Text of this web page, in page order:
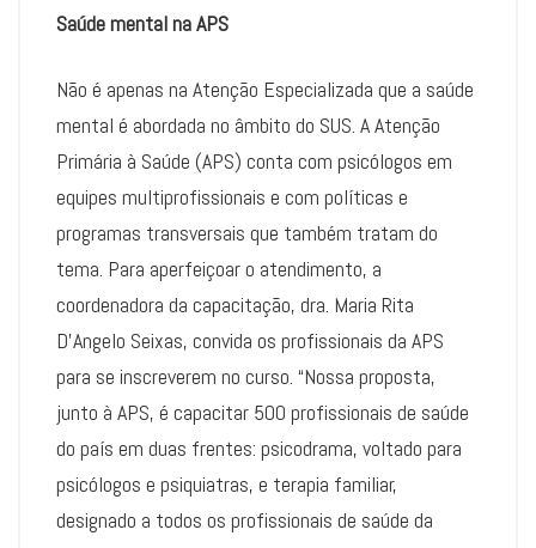
Saúde mental na APS
Não é apenas na Atenção Especializada que a saúde
mental é abordada no âmbito do SUS. A Atenção
Primária à Saúde (APS) conta com psicólogos em
equipes multiprofissionais e com políticas e
programas transversais que também tratam do
tema. Para aperfeiçoar o atendimento, a
coordenadora da capacitação, dra. Maria Rita
D’Angelo Seixas, convida os profissionais da APS
para se inscreverem no curso. “Nossa proposta,
junto à APS, é capacitar 500 profissionais de saúde
do país em duas frentes: psicodrama, voltado para
psicólogos e psiquiatras, e terapia familiar,
designado a todos os profissionais de saúde da